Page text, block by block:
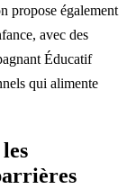
propose également
avec des
Éducatif
qui alimente